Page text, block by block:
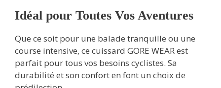
Idéal pour Toutes Vos Aventures
Que ce soit pour une balade tranquille ou une
course intensive, ce cuissard GORE WEAR est
parfait pour tous vos besoins cyclistes. Sa
durabilité et son confort en font un choix de